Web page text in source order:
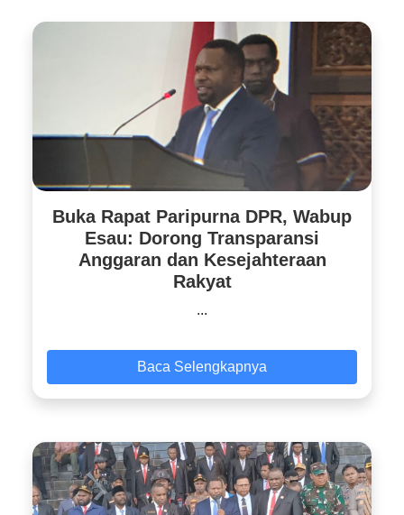
Buka Rapat Paripurna DPR, Wabup
Esau: Dorong Transparansi
Anggaran dan Kesejahteraan
Rakyat
...
Baca Selengkapnya